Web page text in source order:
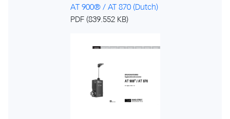
AT 900® / AT 870 (Dutch)
PDF (839.552 KB)